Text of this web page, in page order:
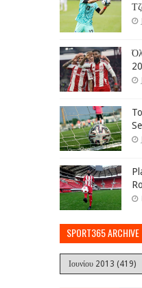
SPORT365 ARCHIVE